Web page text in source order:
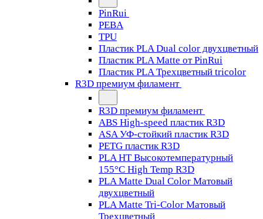
PinRui
PEBA
TPU
Пластик PLA Dual color двухцветный
Пластик PLA Matte от PinRui
Пластик PLA Трехцветный tricolor
R3D премиум филамент
R3D премиум филамент
ABS High-speed пластик R3D
ASA УФ-стойкий пластик R3D
PETG пластик R3D
PLA HT Высокотемпературный
155°C High Temp R3D
PLA Matte Dual Color Матовый
двухцветный
PLA Matte Tri-Color Матовый
Трехцветный